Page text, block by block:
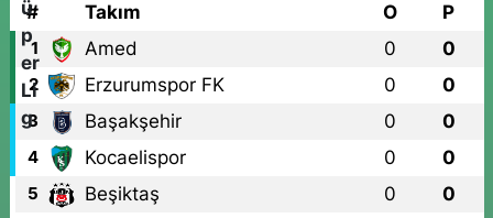
# Takım O P
1 Amed 0 0
2 Erzurumspor FK 0 0
3 Başakşehir 0 0
4 Kocaelispor 0 0
5 Beşiktaş 0 0